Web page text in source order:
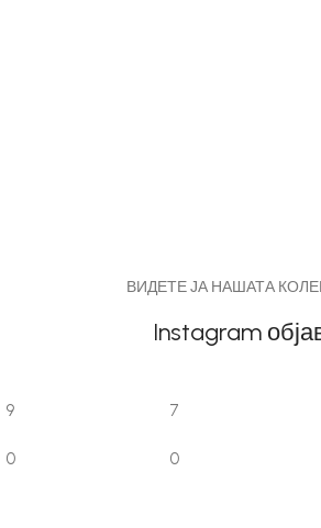
ВИДЕТЕ ЈА НАШАТА
Instagram
9
0
7
0